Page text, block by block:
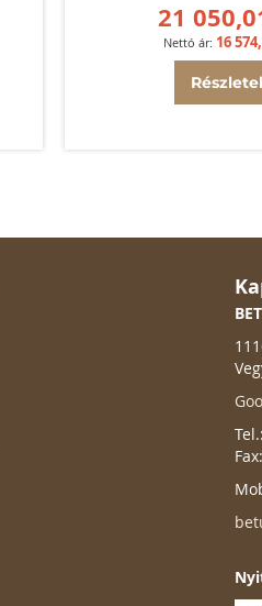
21
16